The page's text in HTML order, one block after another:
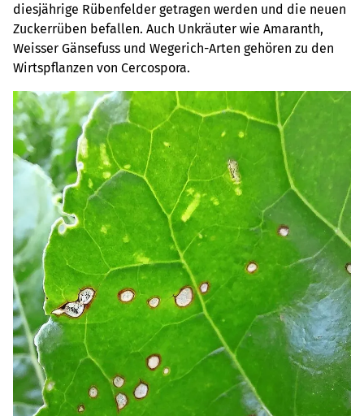
diesjährige Rübenfelder getragen werden und die neuen
Zuckerrüben befallen. Auch Unkräuter wie Amaranth,
Weisser Gänsefuss und Wegerich-Arten gehören zu den
Wirtspflanzen von Cercospora.